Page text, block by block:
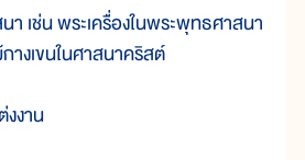
า เช่น พระเครื่องในพระพุทธศาสนา
กางเขนในศาสนาคริสต์
งงาน